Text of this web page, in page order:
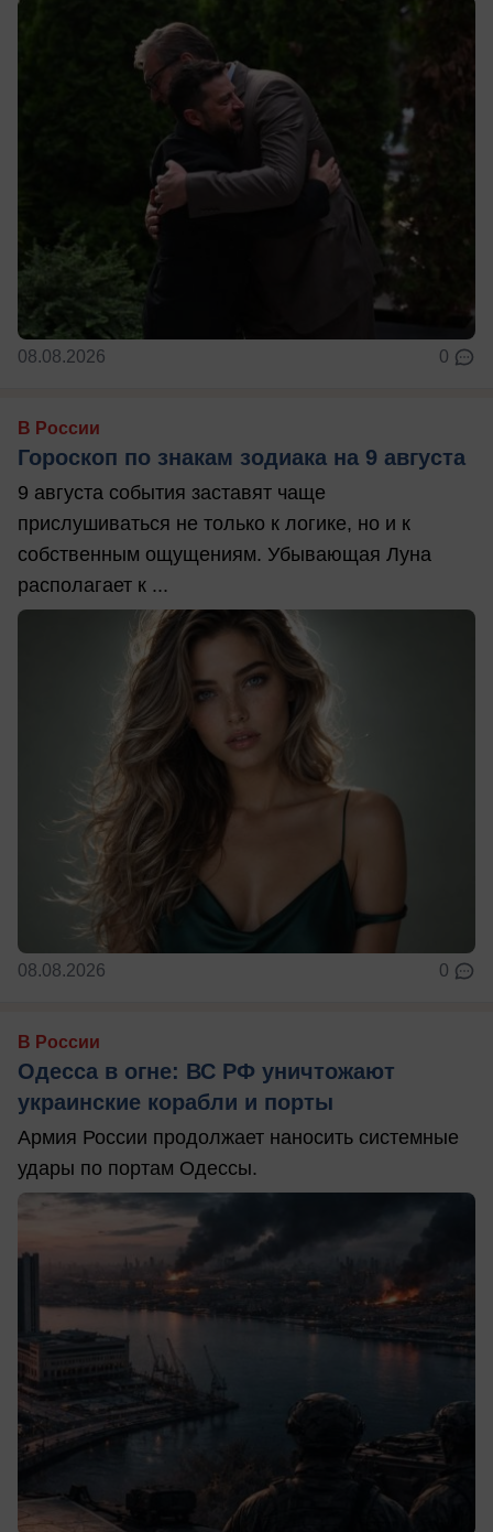
08.08.2026 0
В России
Гороскоп по знакам зодиака на 9 августа
9 августа события заставят чаще
прислушиваться не только к логике, но и к
собственным ощущениям. Убывающая Луна
располагает к ...
08.08.2026 0
В России
Одесса в огне: ВС РФ уничтожают
украинские корабли и порты
Армия России продолжает наносить системные
удары по портам Одессы.